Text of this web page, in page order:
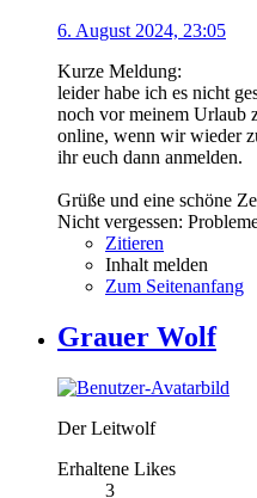
6. August 2024, 23:05
Kurze Meldung:
leider habe ich es nicht
noch vor meinem Urlaub
online, wenn wir wieder
ihr euch dann anmelden.
Grüße und eine schöne
Nicht vergessen:
Zitieren
Inhalt melden
Zum Seitenanfang
Grauer Wolf
Der Leitwolf
Erhaltene Likes
3